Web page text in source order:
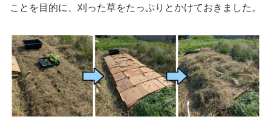
ことを目的に、刈った草をたっぷりとかけておきました。